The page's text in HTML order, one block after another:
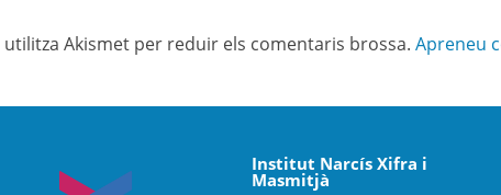
Akismet per reduir els comentaris brossa. Apreneu
Institut Narcís Xifra i
Masmitjà